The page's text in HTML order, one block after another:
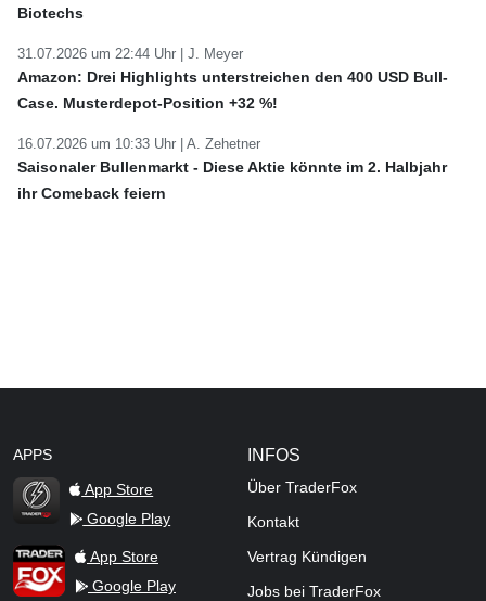
Biotechs
31.07.2026 um 22:44 Uhr | J. Meyer
Amazon: Drei Highlights unterstreichen den 400 USD Bull-
Case. Musterdepot-Position +32 %!
16.07.2026 um 10:33 Uhr | A. Zehetner
Saisonaler Bullenmarkt - Diese Aktie könnte im 2. Halbjahr
ihr Comeback feiern
APPS
TraderFox Flash
App Store
Google Play
TraderFox AppApp Store
Google Play
INFOS
Über TraderFox
Kontakt
Vertrag Kündigen
Jobs bei TraderFox